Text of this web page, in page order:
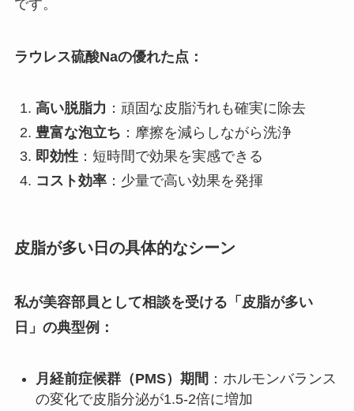
です。
ラウレス硫酸Naの優れた点：
高い脱脂力 ：頑固な皮脂汚れも確実に除去
豊富な泡立ち ：摩擦を減らしながら洗浄
即効性：短時間で効果を実感できる
コスト効率：少量で高い効果を発揮
皮脂が多い日の具体的なシーン
私が美容部員として相談を受ける「皮脂が多い
日」の典型例：
月経前症候群（PMS）期間 ：ホルモンバランス
の変化で皮脂分泌が1.5-2倍に増加